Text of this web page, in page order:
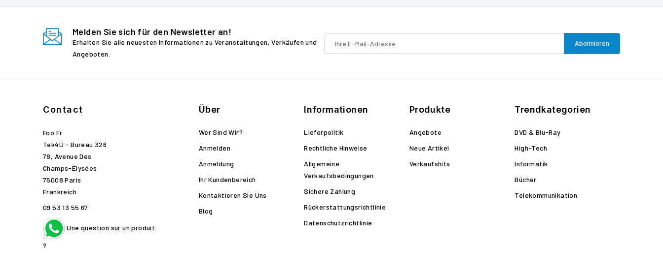
Melden Sie sich für den Newsletter an!
Erhalten Sie alle neuesten Informationen zu Veranstaltungen, Verkäufen und
Angeboten.
Contact
Foo.fr
Tek4U - Bureau 326
78, Avenue Des
Champs-Élysées
75008 Paris
Frankreich
09 53 13 55 67
Une question sur un produit
?
Über
Wer Sind Wir?
Anmelden
Anmeldung
Ihr Kundenbereich
Kontaktieren Sie Uns
Blog
Informationen
Lieferpolitik
Rechtliche Hinweise
Allgemeine
Verkaufsbedingungen
Sichere Zahlung
Rückerstattungsrichtlinie
Datenschutzrichtlinie
Produkte
Angebote
Neue Artikel
Verkaufshits
Trendkategorien
DVD & Blu-Ray
High-Tech
Informatik
Bücher
Telekommunikation